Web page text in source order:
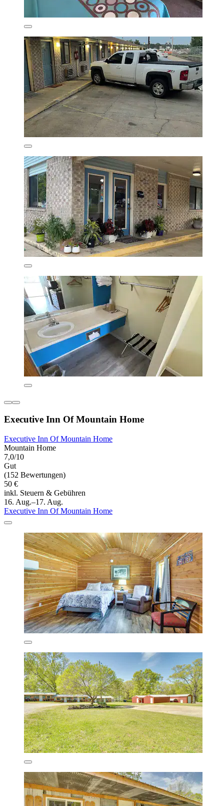
Executive Inn Of Mountain Home
Executive Inn Of Mountain Home
Mountain Home
7,0/10
Gut
(152 Bewertungen)
50 €
inkl. Steuern & Gebühren
16. Aug.–17. Aug.
Executive Inn Of Mountain Home